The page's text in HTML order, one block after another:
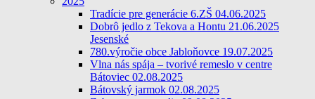
Tradície pre generácie 6.ZŠ 04.06.2025
Dobrô jedlo z Tekova a Hontu 21.06.2025
Jesenské
780.výročie obce Jabloňovce 19.07.2025
Vlna nás spája – tvorivé remeslo v centre
Bátoviec 02.08.2025
Bátovský jarmok 02.08.2025